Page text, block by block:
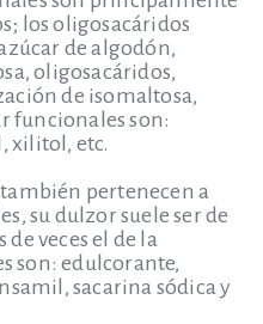
los oligosacáridos
de algodón,
oligosacáridos,
de isomaltosa,
funcionales son:
xilitol, etc.
pertenecen a
su dulzor suele ser de
de veces el de la
son: edulcorante,
sacarina sódica y